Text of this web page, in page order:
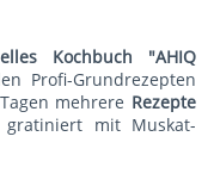
Kochbuch "AHIQ
Profi-Grundrezepten
mehrere Rezepte
gratiniert mit Muskat-